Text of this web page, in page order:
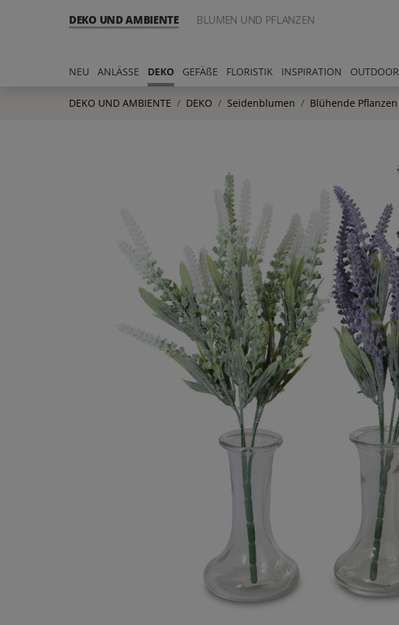
DEKO UND AMBIENTE BLUMEN UND PFLANZEN
NEU ANLÄSSE DEKO GEFÄßE FLORISTIK INSPIRATION OUTDOOR
DEKO UND AMBIENTE DEKO Seidenblumen Blühende Pflanzen